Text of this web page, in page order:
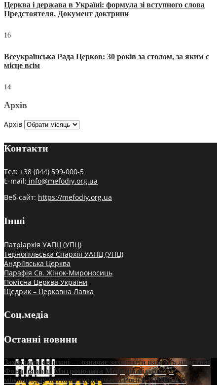
Церква і держава в Україні: формула зі вступного слова
Предстоятеля. Документ доктрини
16
Всеукраїнська Рада Церков: 30 років за столом, за яким є
місце всім
14
Архів
Архів
Контакти
Тел: +38 (044) 599-000-5
E-mail: info@mefodiy.org.ua
Веб-сайт: https://mefodiy.org.ua
Інші
Патріархія УАПЦ (УПЦ)
Тернопільська Єпархія УАПЦ (УПЦ)
Андріївська Церква
Парафія Св. Жінок-Мироносиць
Помісна Церква України
Щедрик – Церковна Лавка
Соц.медіа
Останні новини
Захистити святині — означає захистити пам’ять людства:
Фонд пам’яті Митрополита Мефодія підтримує
міжнародну петицію щодо участі Росії в ЮНЕСКО